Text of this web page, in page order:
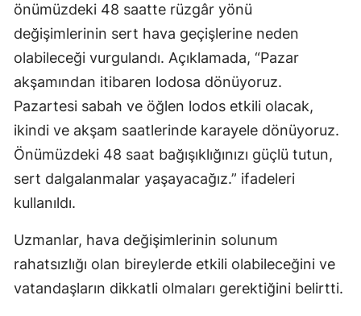
önümüzdeki 48 saatte rüzgâr yönü
değişimlerinin sert hava geçişlerine neden
olabileceği vurgulandı. Açıklamada, “Pazar
akşamından itibaren lodosa dönüyoruz.
Pazartesi sabah ve öğlen lodos etkili olacak,
ikindi ve akşam saatlerinde karayele dönüyoruz.
Önümüzdeki 48 saat bağışıklığınızı güçlü tutun,
sert dalgalanmalar yaşayacağız.” ifadeleri
kullanıldı.
Uzmanlar, hava değişimlerinin solunum
rahatsızlığı olan bireylerde etkili olabileceğini ve
vatandaşların dikkatli olmaları gerektiğini belirtti.